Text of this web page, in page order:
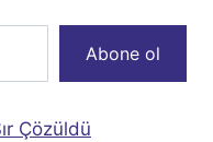
Abone ol
Çözüldü